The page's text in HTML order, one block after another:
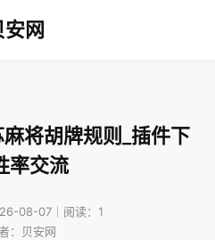
安网
将胡牌规则_插件下
率交流
08-07｜阅读：1
：贝安网